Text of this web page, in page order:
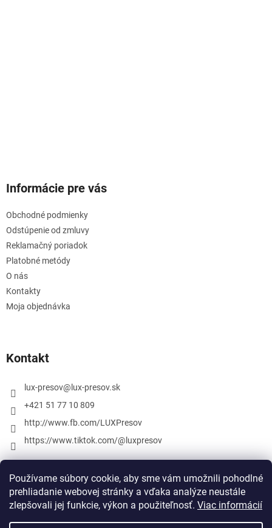
Používame súbory cookie, aby sme vám umožnili pohodlné
prehliadanie webovej stránky a vďaka analýze neustále
zlepšovali jej funkcie, výkon a použiteľnosť. Viac informácií
Informácie pre vás
Obchodné podmienky
Odstúpenie od zmluvy
Reklamačný poriadok
Platobné metódy
O nás
Kontakty
Moja objednávka
Kontakt
lux-presov@ lux-presov.sk
+421 51 77 10 809
http://www.fb.com/LUXPresov
https://www.tiktok.com/@luxpresov